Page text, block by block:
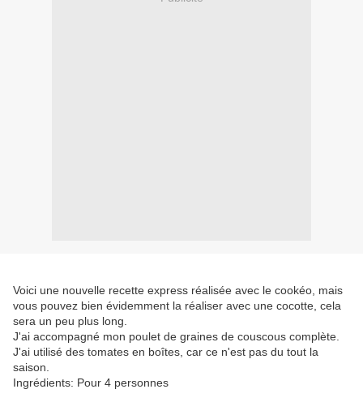
Voici une nouvelle recette express réalisée avec le cookéo, mais
vous pouvez bien évidemment la réaliser avec une cocotte, cela
sera un peu plus long.
J'ai accompagné mon poulet de graines de couscous complète.
J'ai utilisé des tomates en boîtes, car ce n'est pas du tout la
saison.
Ingrédients: Pour 4 personnes